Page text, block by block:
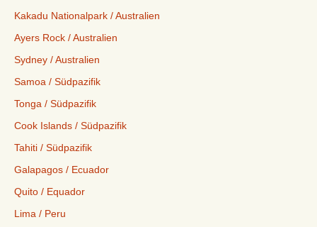
Kakadu Nationalpark / Australien
Ayers Rock / Australien
Sydney / Australien
Samoa / Südpazifik
Tonga / Südpazifik
Cook Islands / Südpazifik
Tahiti / Südpazifik
Galapagos / Ecuador
Quito / Equador
Lima / Peru